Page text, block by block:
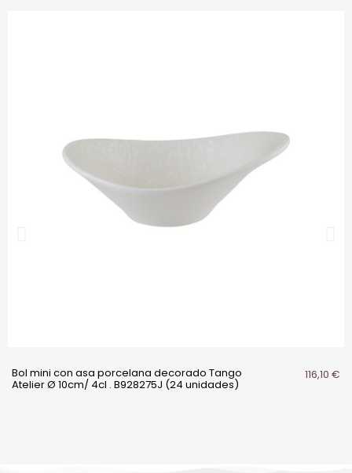
Bol mini con asa porcelana decorado Tango
Atelier Ø 10cm/ 4cl . B928275J (24 unidades)
116,10 €